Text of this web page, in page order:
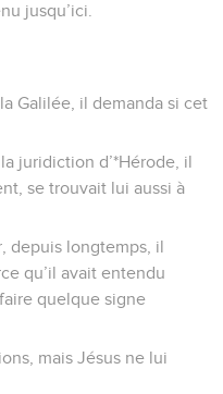
jusqu’ici.
Galilée, il demanda si cet
juridiction d’*Hérode, il
se trouvait lui aussi à
depuis longtemps, il
qu’il avait entendu
quelque signe
mais Jésus ne lui